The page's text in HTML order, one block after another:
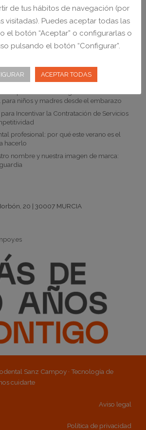
niños y madres desde el embarazo
Incentivar la Contratación de Servicios
profesional: por qué este verano es el
hacerlo
nombre y nuestra imagen de marca:
20 | 30007 MURCIA
Sanz Campoy · Tecnología de
cuidarte
Aviso legal
Política de privacidad
de tus hábitos de navegación (por
visitadas). Puedes aceptar todas las
el botón “Aceptar” o configurarlas o
pulsando el botón “Configurar”.
ACEPTAR TODAS